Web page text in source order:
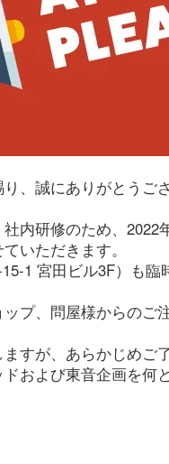
、誠にありがとうご
内研修のため、
いただきます。
1 宮田ビル3F）も臨
プ、問屋様からのご
すが、あらかじめご
および東音企画を何